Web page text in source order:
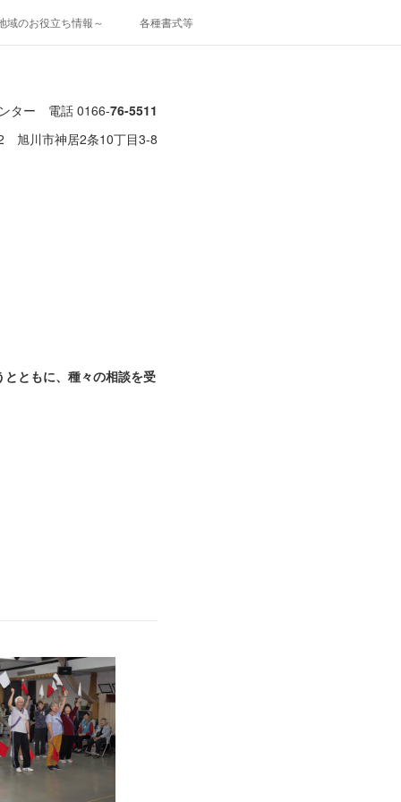
域のお役立ち情報～ 各種書式等
ター 電話 0166-76-5511
旭川市神居2条10丁目3-8
ともに、種々の相談を受